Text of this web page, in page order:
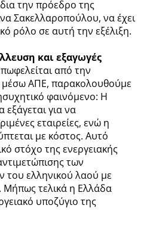
την πρόεδρο της
Σακελλαροπούλου, να έχει
ρόλο σε αυτή την εξέλιξη.
και εξαγωγές
από την
μέσω ΑΠΕ, παρακολουθούμε
φαινόμενο: Η
εξάγεται για να
εταιρείες, ενώ η
με κόστος. Αυτό
στόχο της ενεργειακής
των
του ελληνικού λαού με
Μήπως τελικά η Ελλάδα
υποζύγιο της